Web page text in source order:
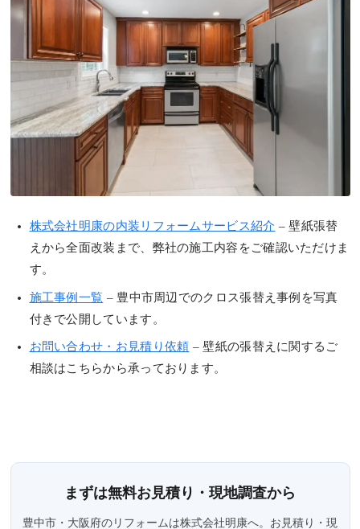
株式会社明康の内装リフォームサービス紹介 – 壁紙張替
えから全面改装まで、弊社の施工内容をご確認いただけま
す。
施工事例一覧 – 豊中市周辺でのクロス張替え事例を写真
付きで公開しています。
お問い合わせ・お見積り依頼 – 壁紙の張替えに関するご
相談はこちらから承っております。
まずは無料お見積り・現地調査から
豊中市・大阪府のリフォームは株式会社明康へ。お見積り・現